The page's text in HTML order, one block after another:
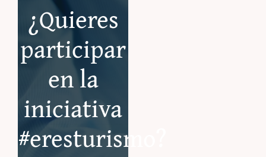
¿Quieres
participar
en la
iniciativa
#eresturismo?